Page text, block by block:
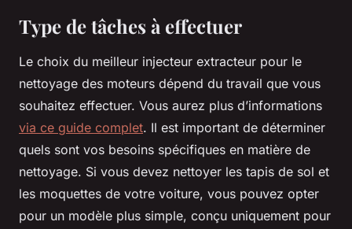
Type de tâches à effectuer
Le choix du meilleur injecteur extracteur pour le
nettoyage des moteurs dépend du travail que vous
souhaitez effectuer. Vous aurez plus d’informations
via ce guide complet. Il est important de déterminer
quels sont vos besoins spécifiques en matière de
nettoyage. Si vous devez nettoyer les tapis de sol et
les moquettes de votre voiture, vous pouvez opter
pour un modèle plus simple, conçu uniquement pour